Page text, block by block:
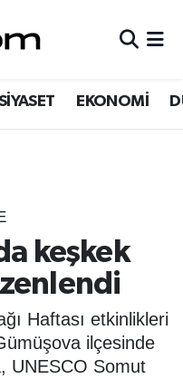
EKONOMİ
keşkek
Haftası etkinlikleri
ilçesinde
UNESCO Somut